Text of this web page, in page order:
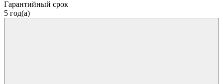
Гарантийный срок
5 год(а)